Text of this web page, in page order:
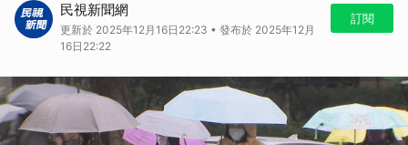
民視新聞網
更新於 2025年12月16日22:23 • 發布於 2025年12月
16日22:22
訂閱